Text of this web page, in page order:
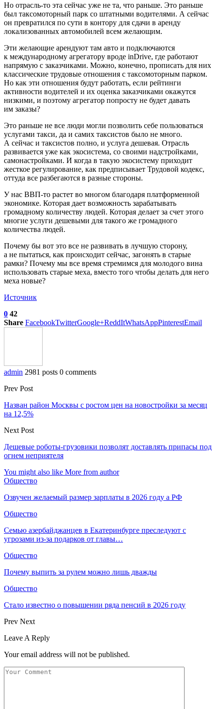
Но отрасль-то эта сейчас уже не та, что раньше. Это раньше
был таксомоторный парк со штатными водителями. А сейчас
он превратился по сути в контору для сдачи в аренду
локализованных автомобилей всем желающим.
Эти желающие арендуют там авто и подключаются
к международному агрегатору вроде inDrive, где работают
напрямую с заказчиками. Можно, конечно, прописать для них
классические трудовые отношения с таксомоторным парком.
Но как эти отношения будут работать, если рейтинги
активности водителей и их оценка заказчиками окажутся
низкими, и поэтому агрегатор попросту не будет давать
им заказы?
Это раньше не все люди могли позволить себе пользоваться
услугами такси, да и самих таксистов было не много.
А сейчас и таксистов полно, и услуга дешевая. Отрасль
развивается уже как экосистема, со своими надстройками,
самонастройками. И когда в такую экосистему приходит
жесткое регулирование, как предписывает Трудовой кодекс,
оттуда все разбегаются в разные стороны.
У нас ВВП-то растет во многом благодаря платформенной
экономике. Которая дает возможность зарабатывать
громадному количеству людей. Которая делает за счет этого
многие услуги дешевыми для такого же громадного
количества людей.
Почему бы вот это все не развивать в лучшую сторону,
а не пытаться, как происходит сейчас, загонять в старые
рамки? Почему мы все время стремимся для молодого вина
использовать старые меха, вместо того чтобы делать для него
меха новые?
Источник
0 42
Share FacebookTwitterGoogle+ReddItWhatsAppPinterestEmail
admin 2981 posts 0 comments
Prev Post
Назван район Москвы с ростом цен на новостройки за месяц
на 12,5%
Next Post
Дешевые роботы-грузовики позволят доставлять припасы под
огнем неприятеля
You might also like More from author
Общество
Озвучен желаемый размер зарплаты в 2026 году а РФ
Общество
Семью азербайджанцев в Екатеринбурге преследуют с
угрозами из-за подарков от главы…
Общество
Почему выпить за рулем можно лишь дважды
Общество
Стало известно о повышении ряда пенсий в 2026 году
Prev Next
Leave A Reply
Your email address will not be published.